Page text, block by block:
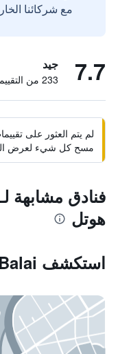
مع شركائنا
7.7 جيد
233 من التقييمات تم التحقق منها
لم يتم العثور على
مسح كل شيء لعرض
فنادق مشابهة
هوتل
استكشف Tanjung Balai